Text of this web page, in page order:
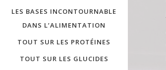
LES BASES INCONTOURNABLE
DANS L’ALIMENTATION
TOUT SUR LES PROTÉINES
TOUT SUR LES GLUCIDES